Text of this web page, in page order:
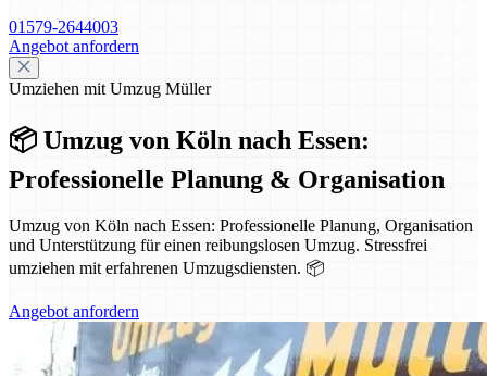
01579-2644003
Angebot anfordern
Umziehen mit Umzug Müller
📦 Umzug von Köln nach Essen:
Professionelle Planung & Organisation
Umzug von Köln nach Essen: Professionelle Planung, Organisation
und Unterstützung für einen reibungslosen Umzug. Stressfrei
umziehen mit erfahrenen Umzugsdiensten. 📦
Angebot anfordern